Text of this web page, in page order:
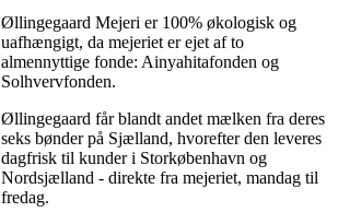
Øllingegaard Mejeri er 100% økologisk og
uafhængigt, da mejeriet er ejet af to
almennyttige fonde: Ainyahitafonden og
Solhvervfonden.
Øllingegaard får blandt andet mælken fra deres
seks bønder på Sjælland, hvorefter den leveres
dagfrisk til kunder i Storkøbenhavn og
Nordsjælland - direkte fra mejeriet, mandag til
fredag.